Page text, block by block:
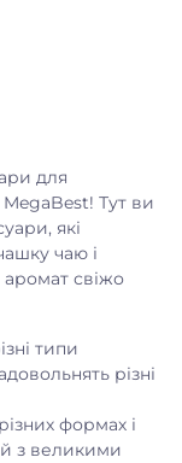
для
Тут ви
які
чаю і
свіжо
типи
різні
формах і
з великими